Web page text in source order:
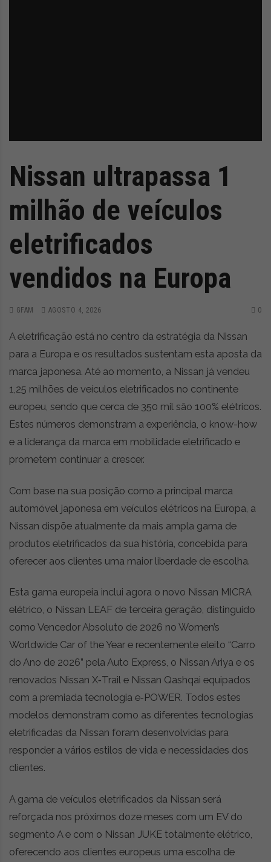
Nissan ultrapassa 1
milhão de veículos
eletrificados
vendidos na Europa
GFAM AGOSTO 4, 2026 0
A eletrificação está no centro da estratégia da Nissan
para a Europa e os resultados sustentam esta aposta da
marca japonesa. Até ao momento, a Nissan já vendeu
1,25 milhões de veículos eletrificados no continente
europeu, sendo que cerca de 350 mil são 100% elétricos.
Estes números demonstram a experiência, o know-how
e a liderança da marca em mobilidade eletrificado e
prometem continuar a crescer.
Com base na sua posição como a principal marca
automóvel japonesa em veículos elétricos na Europa, a
Nissan dispõe atualmente da mais ampla gama de
produtos eletrificados da sua história, concebida para
oferecer aos clientes uma maior liberdade de escolha.
Esta gama europeia inclui agora o novo Nissan MICRA
elétrico, o Nissan LEAF de terceira geração, distinguido
como Vencedor Absoluto de 2026 no Women’s
Worldwide Car of the Year e recentemente eleito “Carro
do Ano de 2026” pela Auto Express, o Nissan Ariya e os
renovados Nissan X‐Trail e Nissan Qashqai equipados
com a premiada tecnologia e‐POWER. Todos estes
modelos demonstram como as diferentes tecnologias
eletrificadas da Nissan foram desenvolvidas para
responder a vários estilos de vida e necessidades dos
clientes.
A gama de veículos eletrificados da Nissan será
reforçada nos próximos doze meses com um EV do
segmento A e com o Nissan JUKE totalmente elétrico,
oferecendo aos clientes europeus uma escolha de